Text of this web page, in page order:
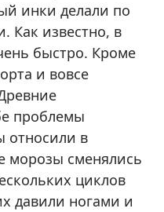
инки делали по
Как известно, в
быстро. Кроме
и вовсе
проблемы
относили в
морозы сменялись
циклов
давили ногами и